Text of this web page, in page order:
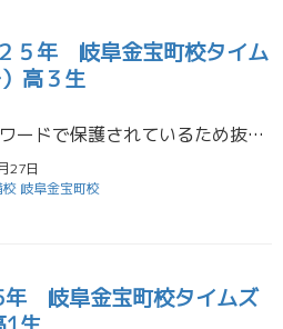
５年 岐阜金宝町校タイム
高３生
この投稿はパスワードで保護されているため抜粋文はありません。
27日
岐阜金宝町校
岐阜金宝町校タイムズ